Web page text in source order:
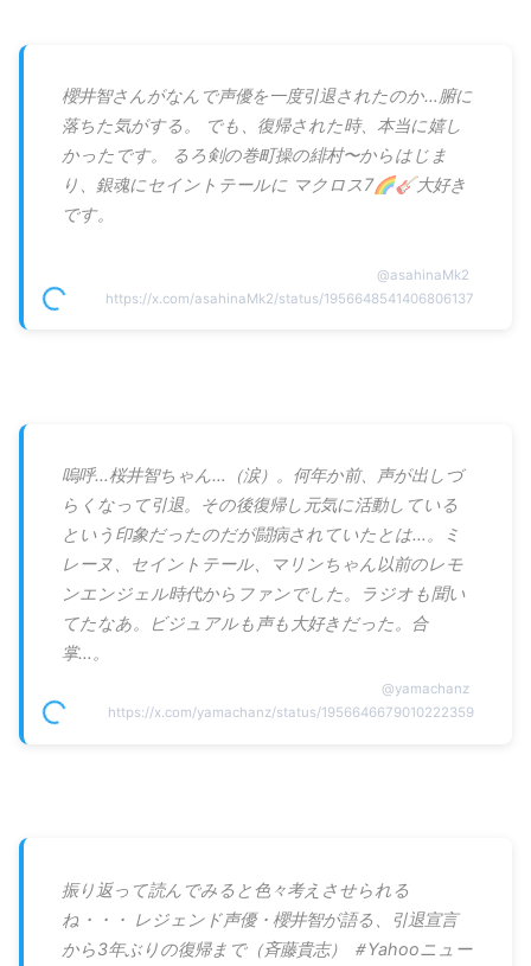
櫻井智さんがなんで声優を一度引退されたのか…腑に
落ちた気がする。 でも、復帰された時、本当に嬉し
かったです。 るろ剣の巻町操の緋村〜からはじま
り、銀魂にセイントテールに マクロス7🌈🎸大好き
です。
@asahinaMk2
https://x.com/asahinaMk2/status/1956648541406806137
嗚呼…桜井智ちゃん…（涙）。何年か前、声が出しづ
らくなって引退。その後復帰し元気に活動している
という印象だったのだが闘病されていたとは…。ミ
レーヌ、セイントテール、マリンちゃん以前のレモ
ンエンジェル時代からファンでした。ラジオも聞い
てたなあ。ビジュアルも声も大好きだった。合
掌…。
@yamachanz
https://x.com/yamachanz/status/1956646679010222359
振り返って読んでみると色々考えさせられる
ね・・・ レジェンド声優・櫻井智が語る、引退宣言
から3年ぶりの復帰まで（斉藤貴志） ＃Yahooニュー